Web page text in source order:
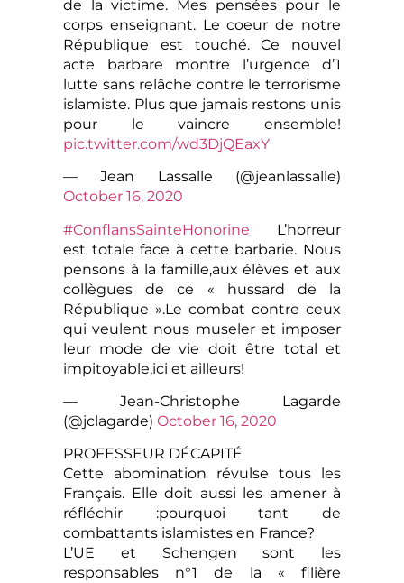
de la victime. Mes pensées pour le
corps enseignant. Le coeur de notre
République est touché. Ce nouvel
acte barbare montre l’urgence d’1
lutte sans relâche contre le terrorisme
islamiste. Plus que jamais restons unis
pour le vaincre ensemble!
pic.twitter.com/wd3DjQEaxY
— Jean Lassalle (@jeanlassalle)
October 16, 2020
#ConflansSainteHonorine L’horreur
est totale face à cette barbarie. Nous
pensons à la famille,aux élèves et aux
collègues de ce « hussard de la
République ».Le combat contre ceux
qui veulent nous museler et imposer
leur mode de vie doit être total et
impitoyable,ici et ailleurs!
— Jean-Christophe Lagarde
(@jclagarde) October 16, 2020
PROFESSEUR DÉCAPITÉ
Cette abomination révulse tous les
Français. Elle doit aussi les amener à
réfléchir :pourquoi tant de
combattants islamistes en France?
L’UE et Schengen sont les
responsables n°1 de la « filière